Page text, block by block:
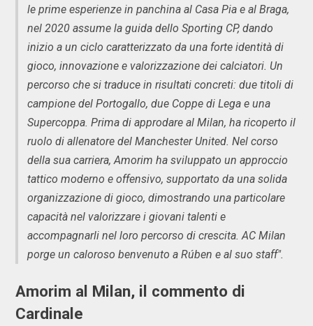
le prime esperienze in panchina al Casa Pia e al Braga,
nel 2020 assume la guida dello Sporting CP, dando
inizio a un ciclo caratterizzato da una forte identità di
gioco, innovazione e valorizzazione dei calciatori. Un
percorso che si traduce in risultati concreti: due titoli di
campione del Portogallo, due Coppe di Lega e una
Supercoppa. Prima di approdare al Milan, ha ricoperto il
ruolo di allenatore del Manchester United. Nel corso
della sua carriera, Amorim ha sviluppato un approccio
tattico moderno e offensivo, supportato da una solida
organizzazione di gioco, dimostrando una particolare
capacità nel valorizzare i giovani talenti e
accompagnarli nel loro percorso di crescita. AC Milan
porge un caloroso benvenuto a Rúben e al suo staff".
Amorim al Milan, il commento di
Cardinale